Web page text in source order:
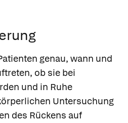
genau, wann und
ob sie bei
und in Ruhe
Untersuchung
des Rückens auf